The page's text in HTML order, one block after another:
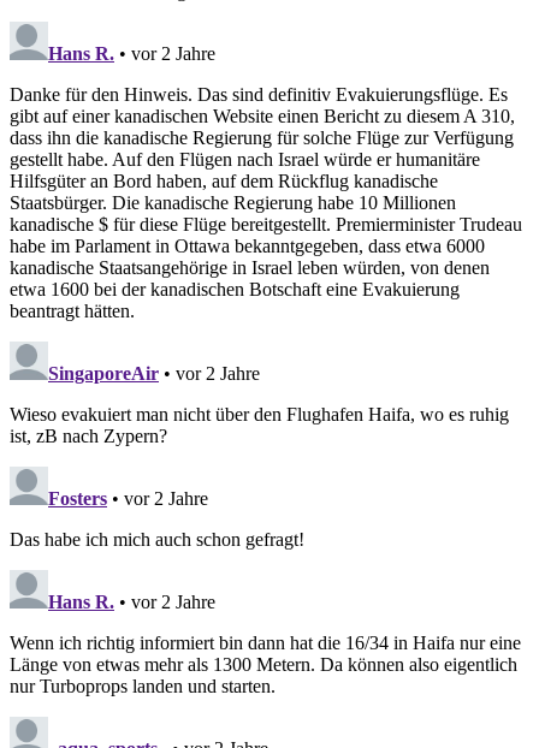
Hans R. • vor 2 Jahre
Danke für den Hinweis. Das sind definitiv Evakuierungsflüge. Es
gibt auf einer kanadischen Website einen Bericht zu diesem A 310,
dass ihn die kanadische Regierung für solche Flüge zur Verfügung
gestellt habe. Auf den Flügen nach Israel würde er humanitäre
Hilfsgüter an Bord haben, auf dem Rückflug kanadische
Staatsbürger. Die kanadische Regierung habe 10 Millionen
kanadische $ für diese Flüge bereitgestellt. Premierminister Trudeau
habe im Parlament in Ottawa bekanntgegeben, dass etwa 6000
kanadische Staatsangehörige in Israel leben würden, von denen
etwa 1600 bei der kanadischen Botschaft eine Evakuierung
beantragt hätten.
SingaporeAir • vor 2 Jahre
Wieso evakuiert man nicht über den Flughafen Haifa, wo es ruhig
ist, zB nach Zypern?
Fosters • vor 2 Jahre
Das habe ich mich auch schon gefragt!
Hans R. • vor 2 Jahre
Wenn ich richtig informiert bin dann hat die 16/34 in Haifa nur eine
Länge von etwas mehr als 1300 Metern. Da können also eigentlich
nur Turboprops landen und starten.